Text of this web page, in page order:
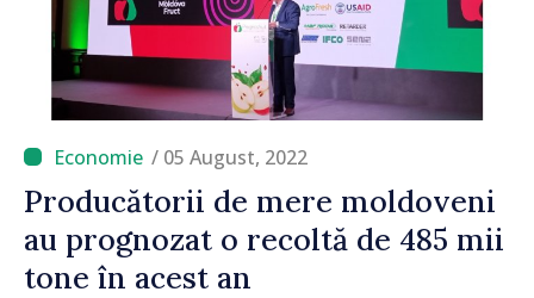
/ 05 August, 2022
Producătorii de mere moldoveni
au prognozat o recoltă de 485 mii
tone în acest an